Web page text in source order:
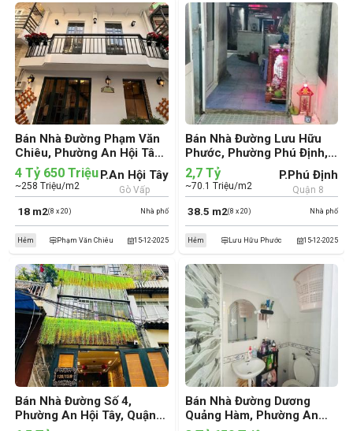
Bán Nhà Đường Phạm Văn
Chiêu, Phường An Hội Tây,
Quận Gò Vấp (cũ)
Nhà phố
18 m2(8 x 20)
4 Tỷ 650 Triệu
~258 Triệu/m2
P.An Hội Tây
Gò Vấp
15-12-2025
Hẻm Phạm Văn Chiêu
Bán Nhà Đường Lưu Hữu
Phước, Phường Phú Định,
Quận 8 (cũ)
Nhà phố
38.5 m2(8 x 20)
2,7 Tỷ
~70.1 Triệu/m2
P.Phú Định
Quận 8
15-12-2025
Hẻm Lưu Hữu Phước
Bán Nhà Đường Số 4,
Phường An Hội Tây, Quận
Bán Nhà Đường Dương
Quảng Hàm, Phường An